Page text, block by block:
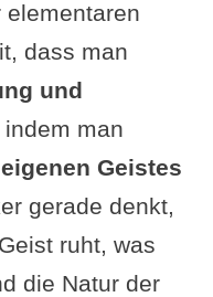
elementaren
dass man
und
man
Geistes
gerade denkt,
ruht, was
die Natur der